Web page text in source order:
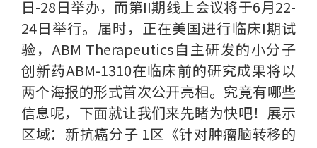
日-28日举办，而第II期线上会议将于6月22-
24日举行。届时，正在美国进行临床I期试
验，ABM Therapeutics自主研发的小分子
创新药ABM-1310在临床前的研究成果将以
两个海报的形式首次公开亮相。究竟有哪些
信息呢，下面就让我们来先睹为快吧！展示
区域：新抗癌分子 1区《针对肿瘤脑转移的